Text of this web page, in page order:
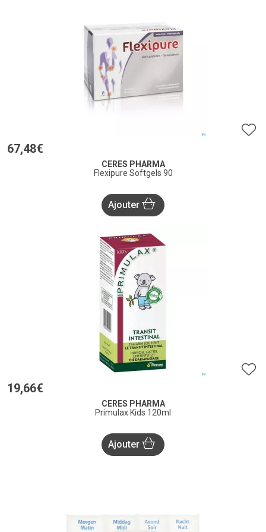
67,48€
CERES PHARMA
Flexipure Softgels 90
Ajouter
19,66€
CERES PHARMA
Primulax Kids 120ml
Ajouter